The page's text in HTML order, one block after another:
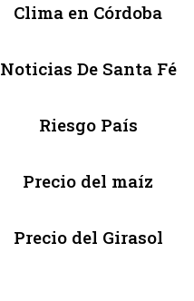
Clima en Córdoba
Noticias De Santa Fé
Riesgo País
Precio del maíz
Precio del Girasol